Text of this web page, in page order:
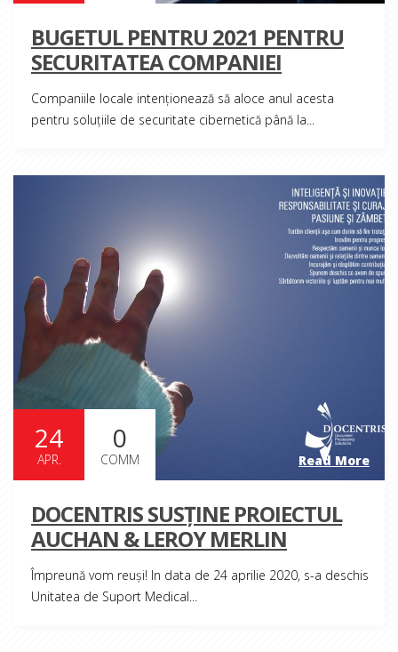
BUGETUL PENTRU 2021 PENTRU
SECURITATEA COMPANIEI
Companiile locale intenţionează să aloce anul acesta
pentru soluţiile de securitate cibernetică până la...
Read More
24
APR.
0
COMM
DOCENTRIS SUSȚINE PROIECTUL
AUCHAN & LEROY MERLIN
Împreună vom reuși! In data de 24 aprilie 2020, s-a deschis
Unitatea de Suport Medical...